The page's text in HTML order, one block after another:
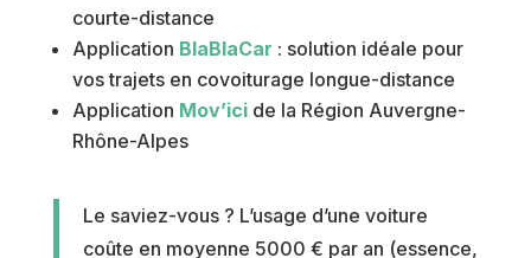
courte-distance
Application BlaBlaCar : solution idéale pour
vos trajets en covoiturage longue-distance
Application Mov’icide la Région Auvergne-
Rhône-Alpes
Le saviez-vous ? L’usage d’une voiture
coûte en moyenne 5000 € par an (essence,